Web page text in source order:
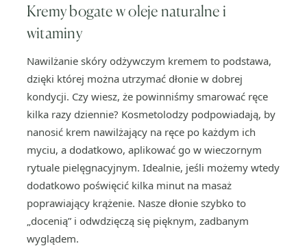
Kremy bogate w oleje naturalne i
witaminy
Nawilżanie skóry odżywczym kremem to podstawa,
dzięki której można utrzymać dłonie w dobrej
kondycji. Czy wiesz, że powinniśmy smarować ręce
kilka razy dziennie? Kosmetolodzy podpowiadają, by
nanosić krem nawilżający na ręce po każdym ich
myciu, a dodatkowo, aplikować go w wieczornym
rytuale pielęgnacyjnym. Idealnie, jeśli możemy wtedy
dodatkowo poświęcić kilka minut na masaż
poprawiający krążenie. Nasze dłonie szybko to
„docenią” i odwdzięczą się pięknym, zadbanym
wyglądem.